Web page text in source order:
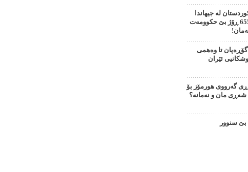
لە جیهاندا
یەکەمە؛ 655 ڕۆژ بێ حکوومەت
تا وەهمی
ئێران
گەرووی هورمۆز بۆ
شەڕی مان و نەمانە؟
بێ سنوور